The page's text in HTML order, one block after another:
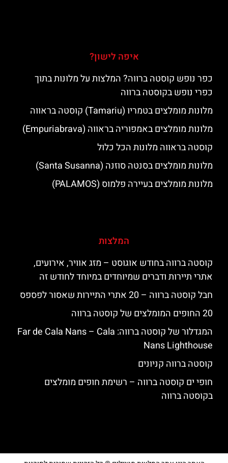
איפה לישון?
כפר נופש קוסטה ברווה? המלצות על מלונות בתוך
כפרי נופש בקוסטה ברווה
מלונות מומלצים בטמריו (Tamariu) קוסטה בראווה
מלונות מומלצים באמפוריה בראווה (Empuriabrava)
קוסטה בראווה מלונות הכל כלול
מלונות מומלצים בסנטה סוזנה (Santa Susanna)
מלונות מומלצים בעיירה פלמוס (PALAMOS)
המלצות
קוסטה ברווה בחודש אוגוסט – מזג אוויר, אירועים,
אתרי תיירות ודברים שמיוחדים במיוחד לחודש זה
חבל קוסטה ברווה – 20 אתרי התיירות שאסור לפספס
20 החופים המומלצים של קוסטה ברווה
המגדלור של קוסטה ברווה: ‪‪Far de Cala Nans – Cala
Nans Lighthouse‬‬
קוסטה ברווה קניונים
חופי ים קוסטה ברווה – רשימת חופים מומלצים
בקוסטה ברווה